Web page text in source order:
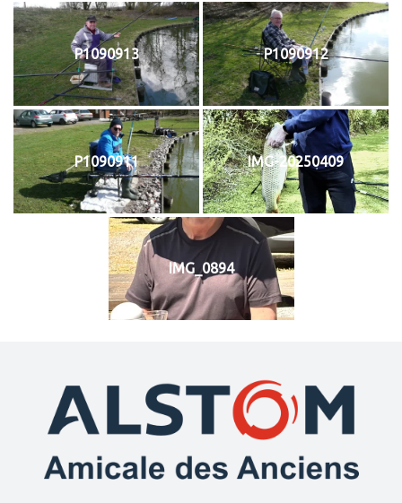
P1090913 P1090912
P1090911 IMG-20250409
IMG_0894